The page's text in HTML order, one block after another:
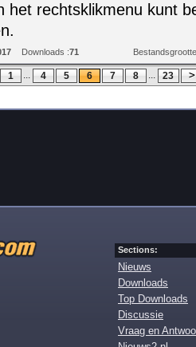
het rechtsklikmenu kunt
Downloads :71
1 ... 4 5 6 7 8 ... 23
Sections:
Nieuws
Downloads
Top Downloads
Discussie
Vraag en